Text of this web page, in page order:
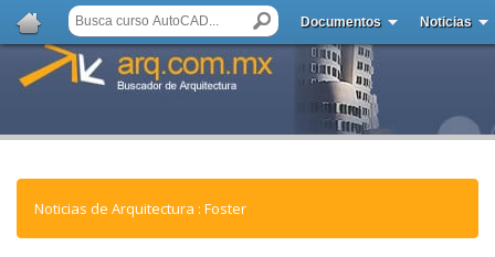
Documentos Noticias
Noticias de Arquitectura : Foster